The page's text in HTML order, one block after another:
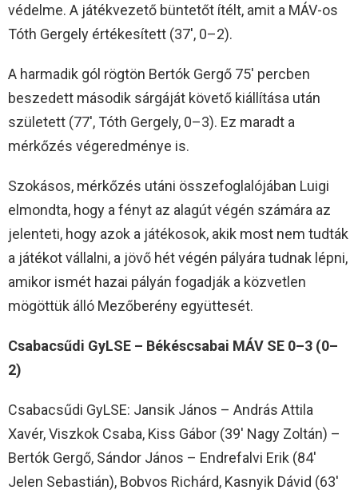
védelme. A játékvezető büntetőt ítélt, amit a MÁV-os
Tóth Gergely értékesített (37′, 0–2).
A harmadik gól rögtön Bertók Gergő 75′ percben
beszedett második sárgáját követő kiállítása után
született (77′, Tóth Gergely, 0–3). Ez maradt a
mérkőzés végeredménye is.
Szokásos, mérkőzés utáni összefoglalójában Luigi
elmondta, hogy a fényt az alagút végén számára az
jelenteti, hogy azok a játékosok, akik most nem tudták
a játékot vállalni, a jövő hét végén pályára tudnak lépni,
amikor ismét hazai pályán fogadják a közvetlen
mögöttük álló Mezőberény együttesét.
Csabacsűdi GyLSE – Békéscsabai MÁV SE 0–3 (0–
2)
Csabacsűdi GyLSE: Jansik János – András Attila
Xavér, Viszkok Csaba, Kiss Gábor (39′ Nagy Zoltán) –
Bertók Gergő, Sándor János – Endrefalvi Erik (84′
Jelen Sebastián), Bobvos Richárd, Kasnyik Dávid (63′